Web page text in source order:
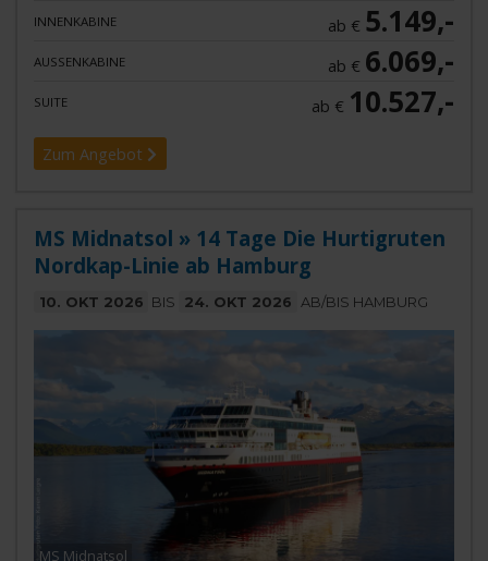
INNENKABINE ab € 5.149,-
AUSSENKABINE ab € 6.069,-
SUITE ab € 10.527,-
Zum Angebot
MS Midnatsol » 14 Tage Die Hurtigruten
Nordkap-Linie ab Hamburg
10. OKT 2026 BIS 24. OKT 2026 AB/BIS HAMBURG
MS Midnatsol